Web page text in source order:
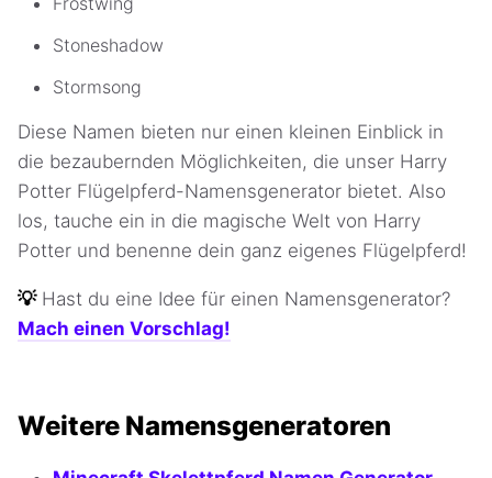
Stoneshadow
Stormsong
Diese Namen bieten nur einen kleinen Einblick in
die bezaubernden Möglichkeiten, die unser Harry
Potter Flügelpferd-Namensgenerator bietet. Also
los, tauche ein in die magische Welt von Harry
Potter und benenne dein ganz eigenes Flügelpferd!
💡 Hast du eine Idee für einen Namensgenerator?
Mach einen Vorschlag!
Weitere Namensgeneratoren